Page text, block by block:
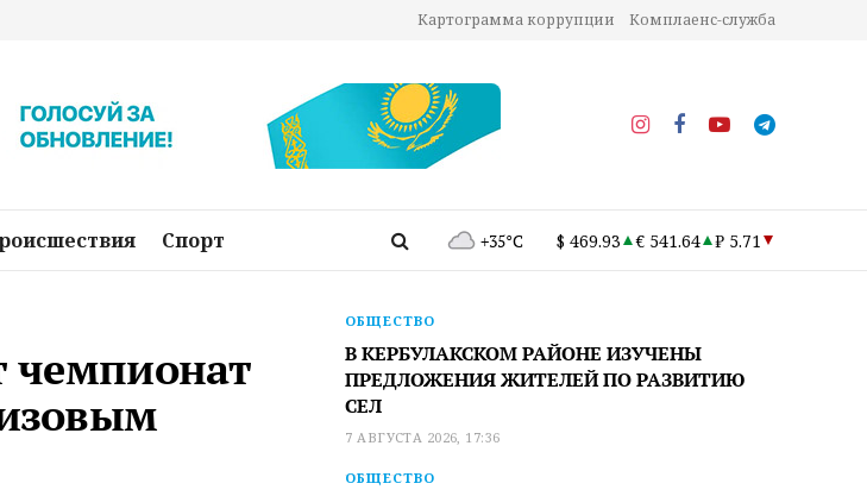
Картограмма коррупции Комплаенс-служба
Спорт +35°C $ 469.93 € 541.64 ₽ 5.71
чемпионат
ОБЩЕСТВО
В КЕРБУЛАКСКОМ РАЙОНЕ ИЗУЧЕНЫ
ПРЕДЛОЖЕНИЯ ЖИТЕЛЕЙ ПО РАЗВИТИЮ
СЕЛ
7 АВГУСТА 2026, 17:36
ОБЩЕСТВО